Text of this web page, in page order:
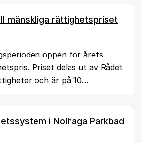
mänskliga rättighetspriset
öppen för årets
Priset delas ut av Rådet
och är på 10…
i Nolhaga Parkbad